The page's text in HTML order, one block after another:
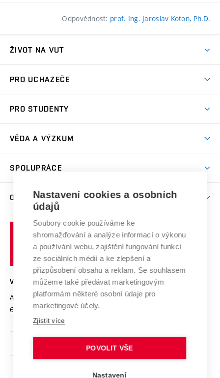
Odpovědnost: prof. Ing. Jaroslav Koton, Ph.D.
ŽIVOT NA VUT
Koleje
Sport na VUT
PRO UCHAZEČE
Dny otevřených dveří
Celoživotní vzdělávání
E-přihláška
PRO STUDENTY
Harmonogram akademického roku
Závěrečné práce
Doktorské studium
Zpracování osobních údajů studentů
Sociální bezpečí
Studium bez bariér
Podpora podnikání
VĚDA A VÝZKUM
Mezinárodní vědecká rada
Systém zajišťování kvality výzkumu
Výzkumné infrastruktury
Transfer znalostí
Open Science
Projekty
Projekty ze strukturálních fondů
Specifický výzkum
SPOLUPRÁCE
Zahraniční spolupráce
Spolupráce se školami
Služby univerzity
Mezinárodní dohody
Univerzitní sítě
O UNIVERZITĚ
Profil univerzity
Udržitelná univerzita
Podnikavá univerzita / ContriBUTe
Bezpečná univerzita
Vyznamenání
Organizační struktura
Ochrana osobních údajů
učení
technické
VYSOKÉ UČENÍ TECHNICKÉ V BRNĚ
Antonínská 548/1
602 00 Brno
www.vut.cz
vut@vutbr.cz
Nastavení cookies a osobních
údajů
Soubory cookie používáme ke
shromažďování a analýze informací o výkonu
a používání webu, zajištění fungování funkcí
ze sociálních médií a ke zlepšení a
přizpůsobení obsahu a reklam. Se souhlasem
můžeme také předávat marketingovým
platformám některé osobní údaje pro
marketingové účely.
Zjistit více
POVOLIT VŠE
Nastavení